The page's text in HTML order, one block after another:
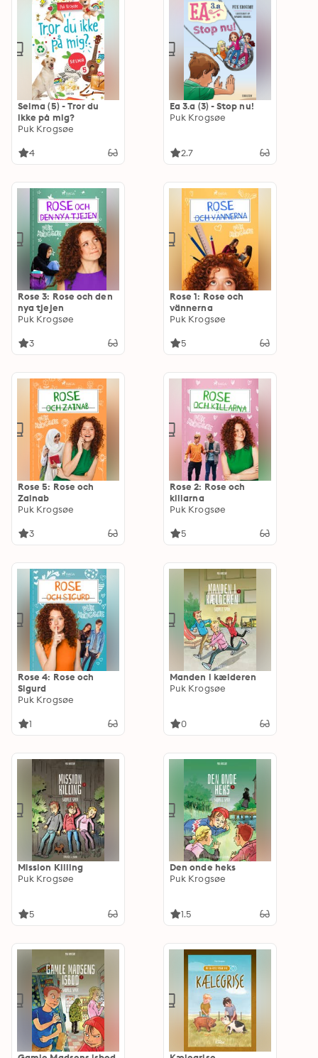
Selma (5) - Tror du
ikke på mig?
Puk Krogsøe
4
Ea 3.a (3) - Stop nu!
Puk Krogsøe
2.7
Rose 3: Rose och den
nya tjejen
Puk Krogsøe
3
Rose 1: Rose och
vännerna
Puk Krogsøe
5
Rose 5: Rose och
Zainab
Puk Krogsøe
3
Rose 2: Rose och
killarna
Puk Krogsøe
5
Rose 4: Rose och
Sigurd
Puk Krogsøe
1
Manden i kælderen
Puk Krogsøe
0
Mission Killing
Puk Krogsøe
5
Den onde heks
Puk Krogsøe
1.5